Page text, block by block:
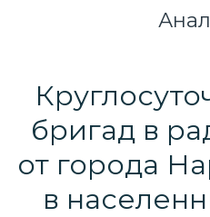
бригад в
от города
в